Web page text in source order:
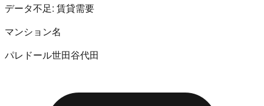
データ不足: 賃貸需要
マンション名
パレドール世田谷代田